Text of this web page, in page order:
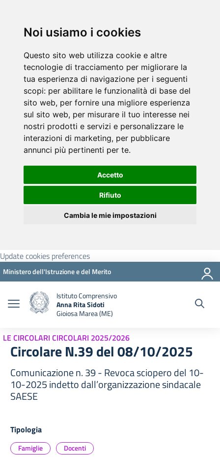
Noi usiamo i cookies
Questo sito web utilizza cookie e altre
tecnologie di tracciamento per migliorare la
tua esperienza di navigazione per i seguenti
scopi: per abilitare le funzionalità di base del
sito web, per fornire una migliore esperienza
sul sito web, per misurare il tuo interesse nei
nostri prodotti e servizi e personalizzare le
interazioni di marketing, per pubblicare
annunci più pertinenti per te.
Accetto
Rifiuto
Cambia le mie impostazioni
Update cookies preferences
Ministero dell'Istruzione e del Merito
Istituto Comprensivo
Anna Rita Sidoti
Gioiosa Marea (ME)
LE CIRCOLARI CIRCOLARI 2025/2026
Circolare N.39 del 08/10/2025
Comunicazione n. 39 - Revoca sciopero del 10-
10-2025 indetto dall’organizzazione sindacale
SAESE
Tipologia
Famiglie Docenti